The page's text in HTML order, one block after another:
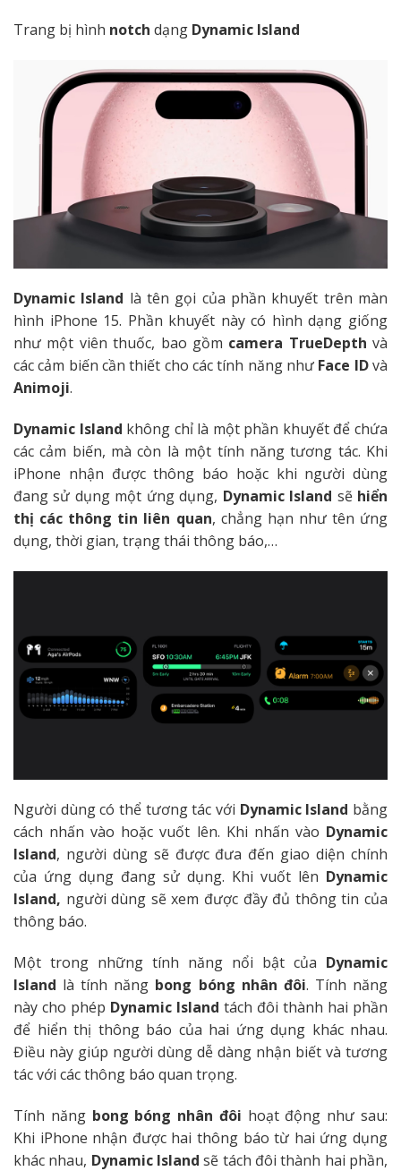
Trang bị hình notch dạng Dynamic Island
Dynamic Island là tên gọi của phần khuyết trên màn
hình iPhone 15. Phần khuyết này có hình dạng giống
như một viên thuốc, bao gồm camera TrueDepth và
các cảm biến cần thiết cho các tính năng như Face IDvà
Animoji.
Dynamic Island không chỉ là một phần khuyết để chứa
các cảm biến, mà còn là một tính năng tương tác. Khi
iPhone nhận được thông báo hoặc khi người dùng
đang sử dụng một ứng dụng, Dynamic Island sẽ hiển
thị các thông tin liên quan, chẳng hạn như tên ứng
dụng, thời gian, trạng thái thông báo,…
Người dùng có thể tương tác với Dynamic Island bằng
cách nhấn vào hoặc vuốt lên. Khi nhấn vào Dynamic
Island, người dùng sẽ được đưa đến giao diện chính
của ứng dụng đang sử dụng. Khi vuốt lên Dynamic
Island, người dùng sẽ xem được đầy đủ thông tin của
thông báo.
Một trong những tính năng nổi bật của Dynamic
Island là tính năng bong bóng nhân đôi. Tính năng
này cho phép Dynamic Island tách đôi thành hai phần
để hiển thị thông báo của hai ứng dụng khác nhau.
Điều này giúp người dùng dễ dàng nhận biết và tương
tác với các thông báo quan trọng.
Tính năngbong bóng nhân đôi hoạt động như sau:
Khi iPhone nhận được hai thông báo từ hai ứng dụng
khác nhau, Dynamic Island sẽ tách đôi thành hai phần,